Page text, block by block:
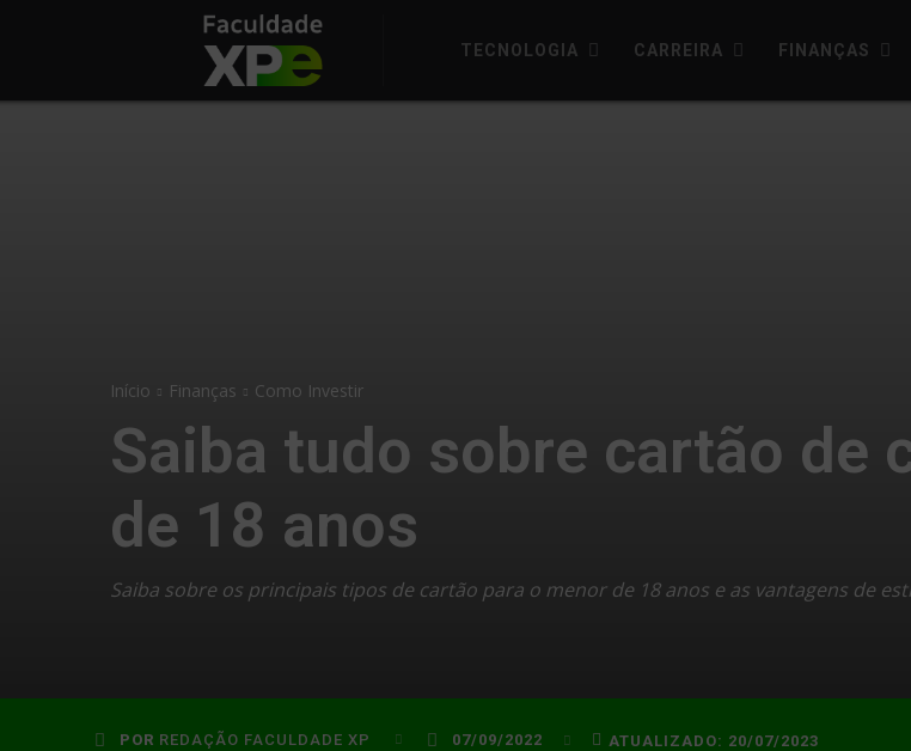
TECNOLOGIA CARREIRA FINANÇAS
Início Finanças Como Investir
Saiba tudo sobre cartão de
de 18 anos
Saiba sobre os principais tipos de cartão para o menor de 18 anos e as vantagens de
POR REDAÇÃO FACULDADE XP 07/09/2022 ATUALIZADO: 20/07/2023